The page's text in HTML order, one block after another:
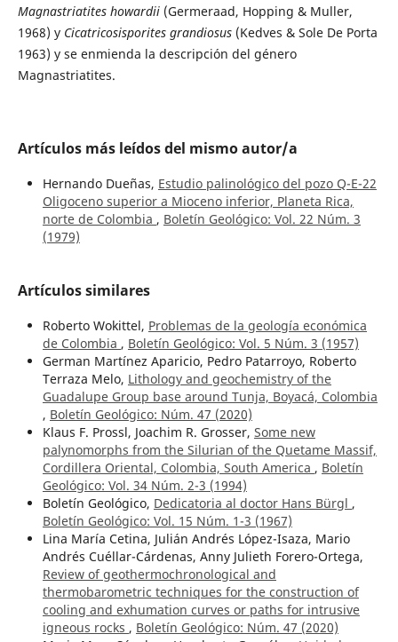
Magnastriatites howardii(Germeraad, Hopping & Muller,
1968) y Cicatricosisporites grandiosus(Kedves & Sole De Porta
1963) y se enmienda la descripción del género
Magnastriatites.
Artículos más leídos del mismo autor/a
Hernando Dueñas, Estudio palinológico del pozo Q-E-22
Oligoceno superior a Mioceno inferior, Planeta Rica,
norte de Colombia , Boletín Geológico: Vol. 22 Núm. 3
(1979)
Artículos similares
Roberto Wokittel, Problemas de la geología económica
de Colombia , Boletín Geológico: Vol. 5 Núm. 3 (1957)
German Martínez Aparicio, Pedro Patarroyo, Roberto
Terraza Melo, Lithology and geochemistry of the
Guadalupe Group base around Tunja, Boyacá, Colombia
, Boletín Geológico: Núm. 47 (2020)
Klaus F. Prossl, Joachim R. Grosser, Some new
palynomorphs from the Silurian of the Quetame Massif,
Cordillera Oriental, Colombia, South America , Boletín
Geológico: Vol. 34 Núm. 2-3 (1994)
Boletín Geológico, Dedicatoria al doctor Hans Bürgl ,
Boletín Geológico: Vol. 15 Núm. 1-3 (1967)
Lina María Cetina, Julián Andrés López-Isaza, Mario
Andrés Cuéllar-Cárdenas, Anny Julieth Forero-Ortega,
Review of geothermochronological and
thermobarometric techniques for the construction of
cooling and exhumation curves or paths for intrusive
igneous rocks , Boletín Geológico: Núm. 47 (2020)